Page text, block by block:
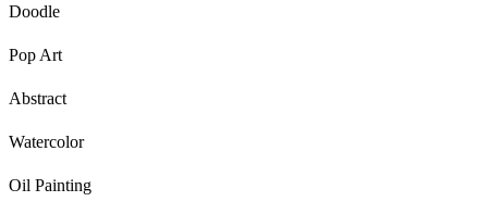
Doodle
Pop Art
Abstract
Watercolor
Oil Painting